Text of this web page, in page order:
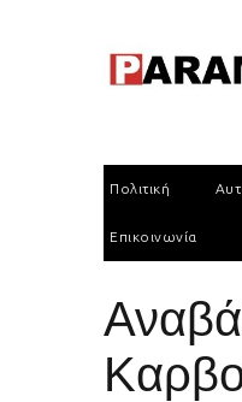
Πολιτική
Επικοινωνία